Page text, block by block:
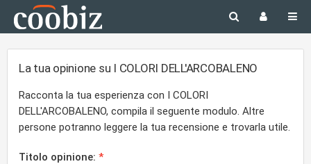
La tua opinione su I COLORI DELL'ARCOBALENO
Racconta la tua esperienza con I COLORI
DELL'ARCOBALENO, compila il seguente modulo. Altre
persone potranno leggere la tua recensione e trovarla utile.
Titolo opinione: